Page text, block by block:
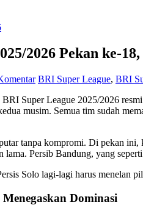
2026 Pekan ke-
BRI Super League, BRI
BRI Super League 2025/2026
musim. Semua tim sudah
tanpa kompromi. Di pekan
lama. Persib Bandung, yang
Solo lagi-lagi harus menelan
Dominasi